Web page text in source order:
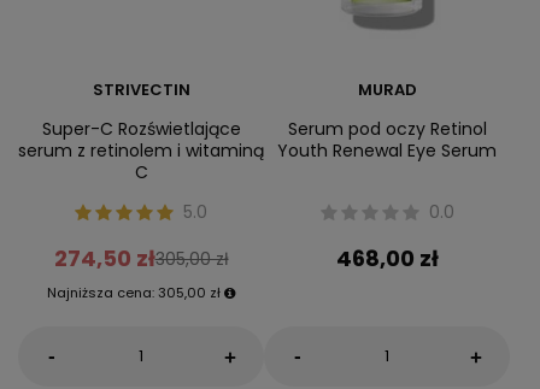
STRIVECTIN
Super-C Rozświetlające
serum z retinolem i witaminą
C
5.0
274,50 zł305,00 zł
Najniższa cena: 305,00 zł
- +
MURAD
Serum pod oczy Retinol
Youth Renewal Eye Serum
0.0
468,00 zł
- +